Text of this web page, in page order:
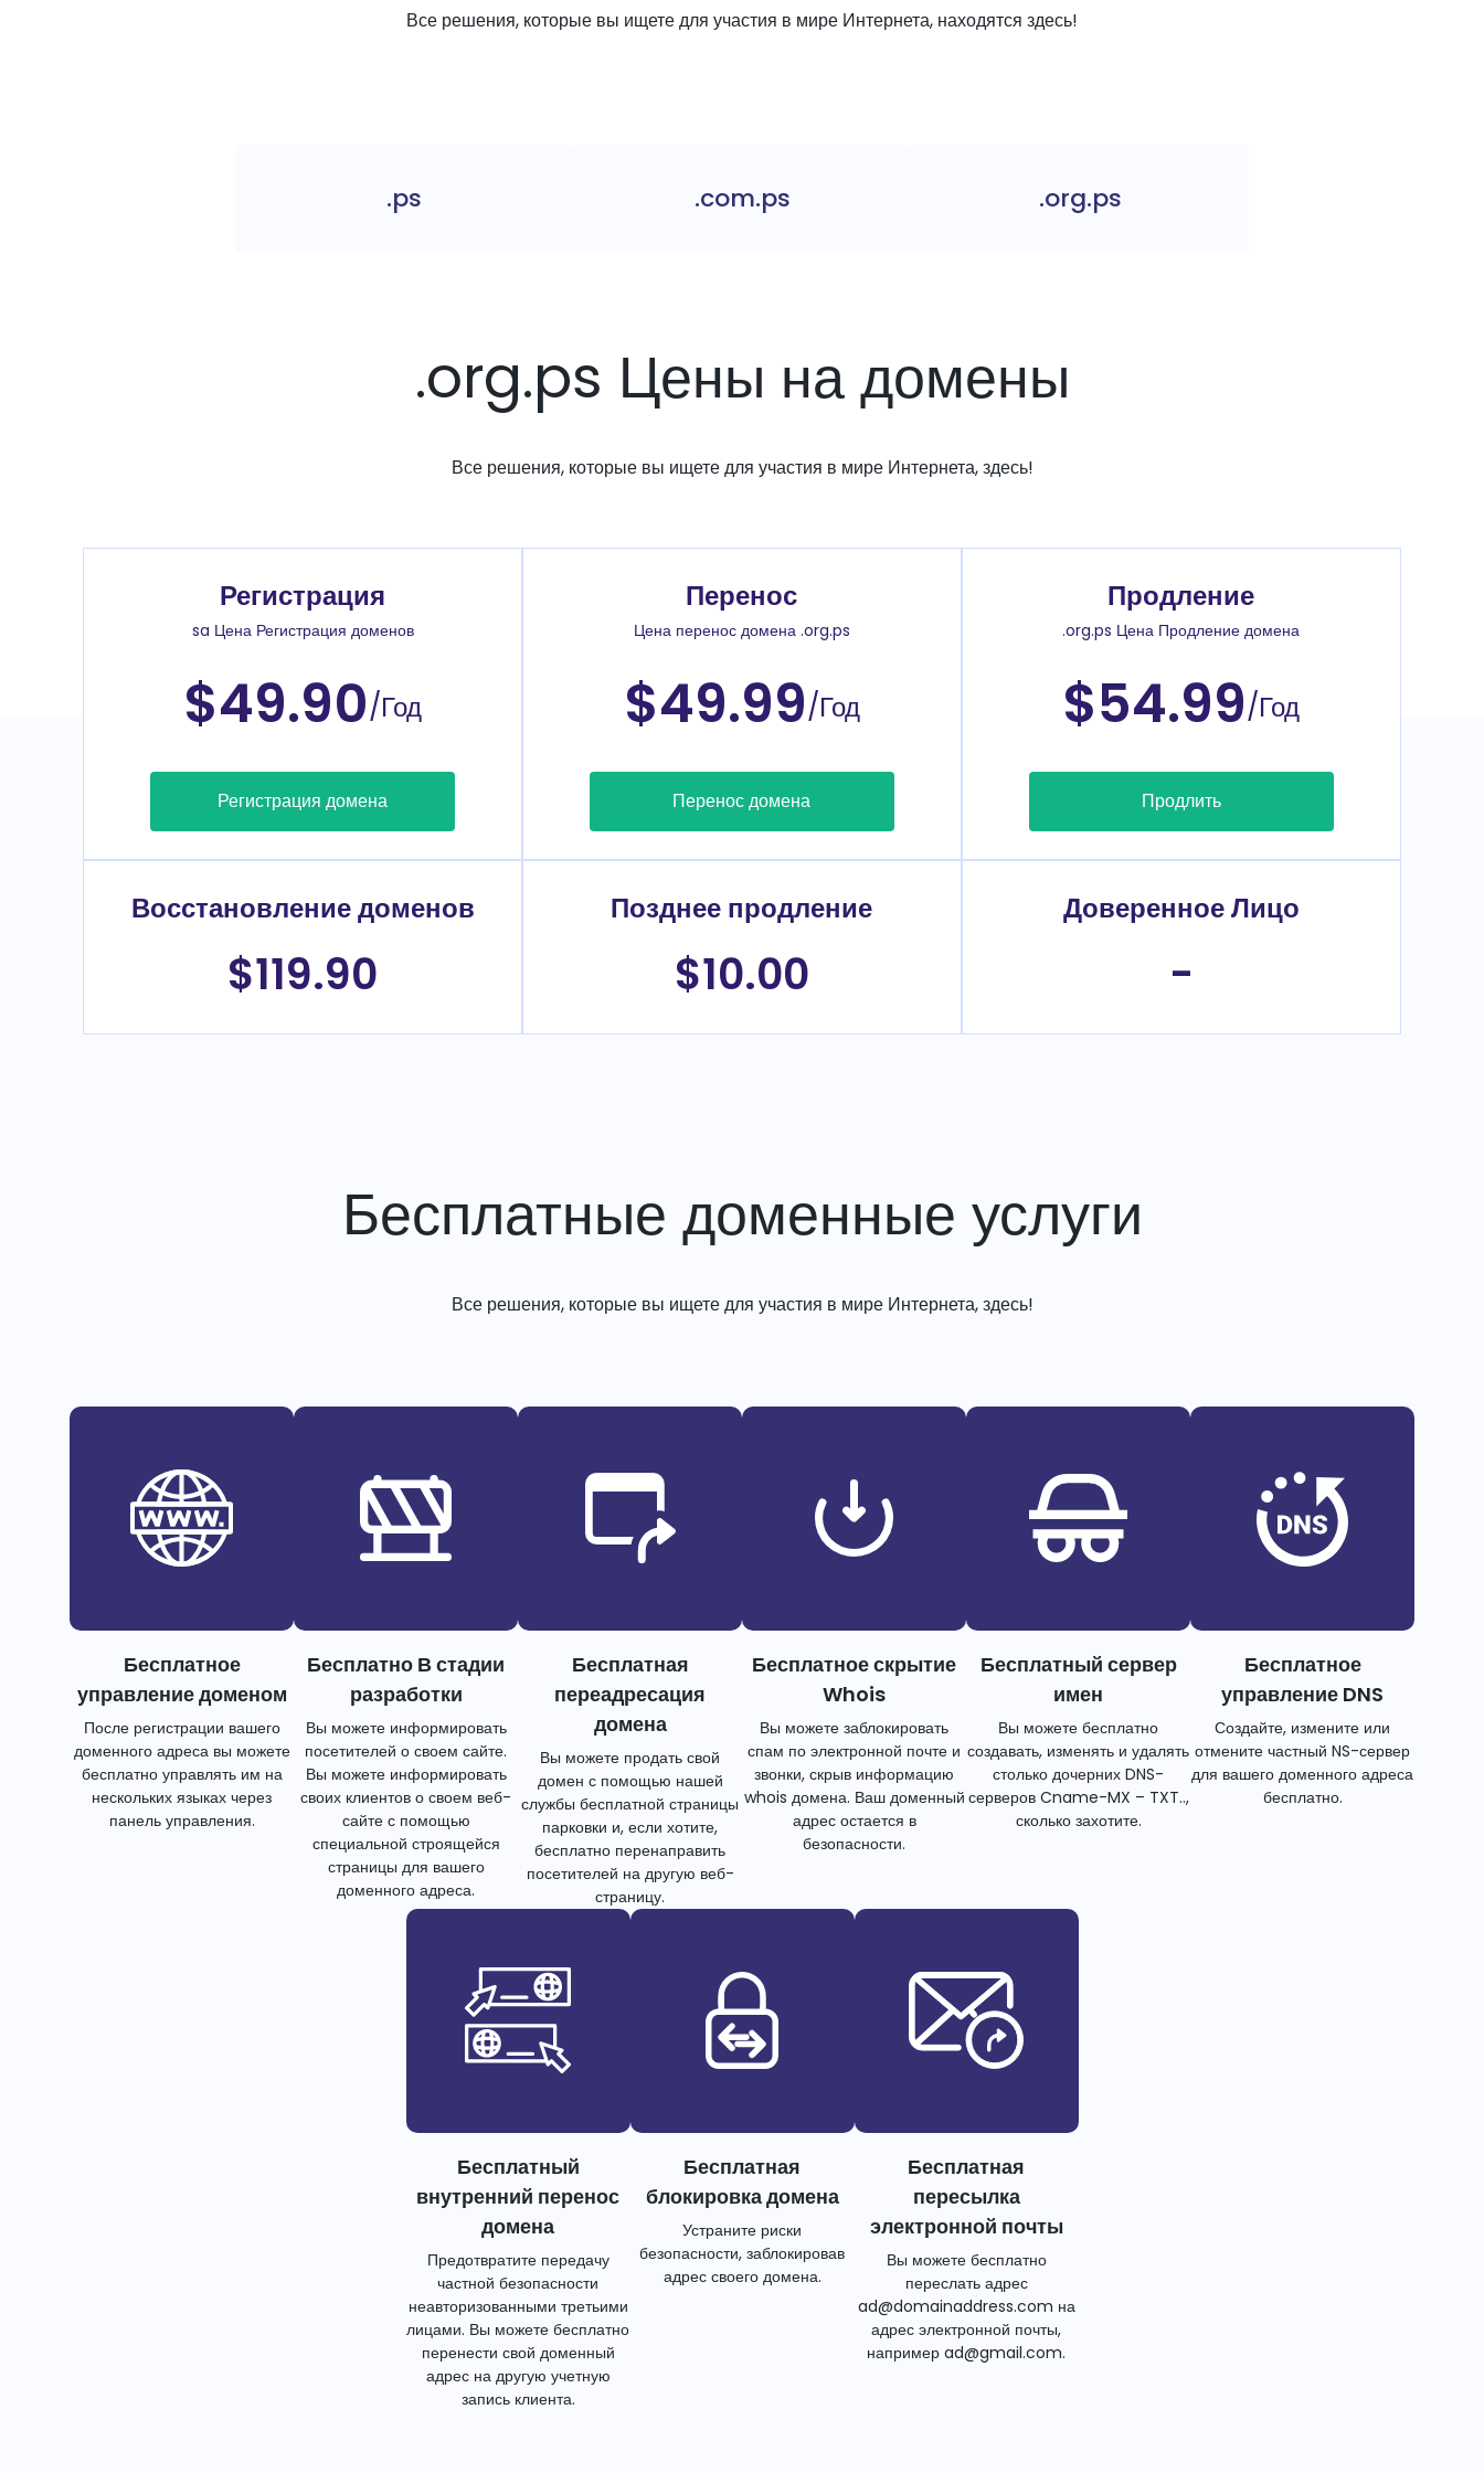
Все решения, которые вы ищете для участия в мире Интернета, находятся здесь!
.ps .com.ps .org.ps
.org.ps Цены на домены
Все решения, которые вы ищете для участия в мире Интернета, здесь!
Регистрация
sa Цена Регистрация доменов
$49.90/Год
Регистрация домена
Перенос
Цена перенос домена .org.ps
$49.99/Год
Перенос домена
Продление
.org.ps Цена Продление домена
$54.99/Год
Продлить
Восстановление доменов
$119.90
Позднее продление
$10.00
Доверенное Лицо
-
Бесплатные доменные услуги
Все решения, которые вы ищете для участия в мире Интернета, здесь!
Бесплатное
управление доменом
После регистрации вашего
доменного адреса вы можете
бесплатно управлять им на
нескольких языках через
панель управления.
Бесплатно В стадии
разработки
Вы можете информировать
посетителей о своем сайте.
Вы можете информировать
своих клиентов о своем веб-
сайте с помощью
специальной строящейся
страницы для вашего
доменного адреса.
Бесплатная
переадресация
домена
Вы можете продать свой
домен с помощью нашей
службы бесплатной страницы
парковки и, если хотите,
бесплатно перенаправить
посетителей на другую веб-
страницу.
Бесплатное скрытие
Whois
Вы можете заблокировать
спам по электронной почте и
звонки, скрыв информацию
whois домена. Ваш доменный
адрес остается в
безопасности.
Бесплатный сервер
имен
Вы можете бесплатно
создавать, изменять и удалять
столько дочерних DNS-
серверов Cname-MX – TXT..,
сколько захотите.
Бесплатное
управление DNS
Создайте, измените или
отмените частный NS-сервер
для вашего доменного адреса
бесплатно.
Бесплатный
внутренний перенос
домена
Предотвратите передачу
частной безопасности
неавторизованными третьими
лицами. Вы можете бесплатно
перенести свой доменный
адрес на другую учетную
запись клиента.
Бесплатная
блокировка домена
Устраните риски
безопасности, заблокировав
адрес своего домена.
Бесплатная
пересылка
электронной почты
Вы можете бесплатно
переслать адрес
ad@domainaddress.com на
адрес электронной почты,
например ad@gmail.com.